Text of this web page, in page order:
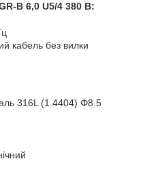
B 6,0 U5/4 380 В:
кабель без вилки
316L (1.4404) Փ8.5